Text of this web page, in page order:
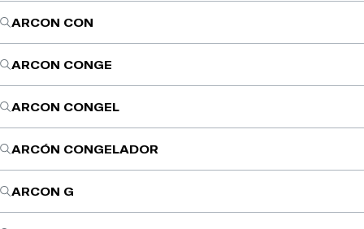
ARCON CON
ARCON CONGE
ARCON CONGEL
ARCÓN CONGELADOR
ARCON G